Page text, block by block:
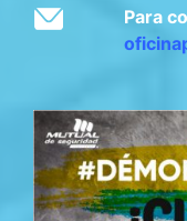
Para